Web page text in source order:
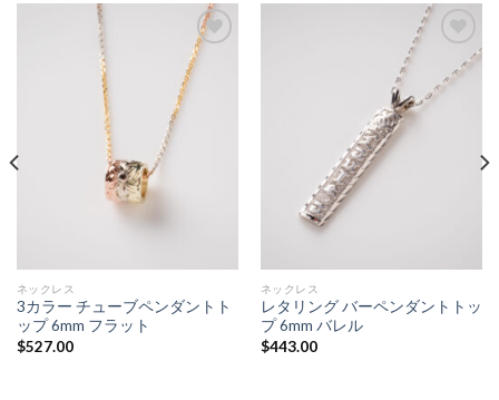
Add to
Wishlist
ネックレス
3カラー チューブペンダントト
ップ 6mm フラット
$527.00
Add to
Wishlist
ネックレス
レタリング バーペンダントトッ
プ 6mm バレル
$443.00